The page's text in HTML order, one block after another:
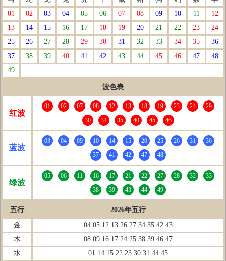
01
02 03 04 05 06 07 08 09 10 11
12
13
14 15 16 17 18 19 20 21 22 23
24
25
26 27 28 29 30 31 32 33 34 35
36
37
38 39 40 41 42 43 44 45 46 47
48
49
波色表
红波
01 02 07 08 12 13 18 19 23 24
29
30
34 35 40 45 46
蓝波
03 04 09 10 14 15 20 25 26 31
36
37
41 42 47 48
绿波
05 06 11 16 17 21 22 27 28 32
33
38
39 43 44 49
五行
2026年五行
金
04 05 12 13 26 27 34 35 42 43
木
08 09 16 17 24 25 38 39 46 47
水
01 14 15 22 23 30 31 44 45